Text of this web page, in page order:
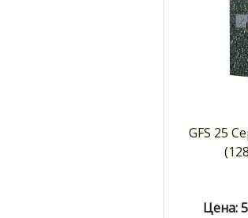
GFS 25
Цена: